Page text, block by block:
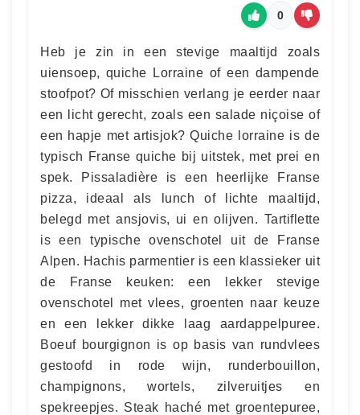
0
Heb je zin in een stevige maaltijd zoals
uiensoep, quiche Lorraine of een dampende
stoofpot? Of misschien verlang je eerder naar
een licht gerecht, zoals een salade niçoise of
een hapje met artisjok? Quiche lorraine is de
typisch Franse quiche bij uitstek, met prei en
spek. Pissaladière is een heerlijke Franse
pizza, ideaal als lunch of lichte maaltijd,
belegd met ansjovis, ui en olijven. Tartiflette
is een typische ovenschotel uit de Franse
Alpen. Hachis parmentier is een klassieker uit
de Franse keuken: een lekker stevige
ovenschotel met vlees, groenten naar keuze
en een lekker dikke laag aardappelpuree.
Boeuf bourgignon is op basis van rundvlees
gestoofd in rode wijn, runderbouillon,
champignons, wortels, zilveruitjes en
spekreepjes. Steak haché met groentepuree,